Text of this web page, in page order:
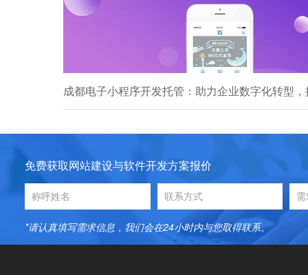
免费获取网站建设与软件开发方案报价
*请认真填写需求信息，我们会在24小时内与您取得联系。